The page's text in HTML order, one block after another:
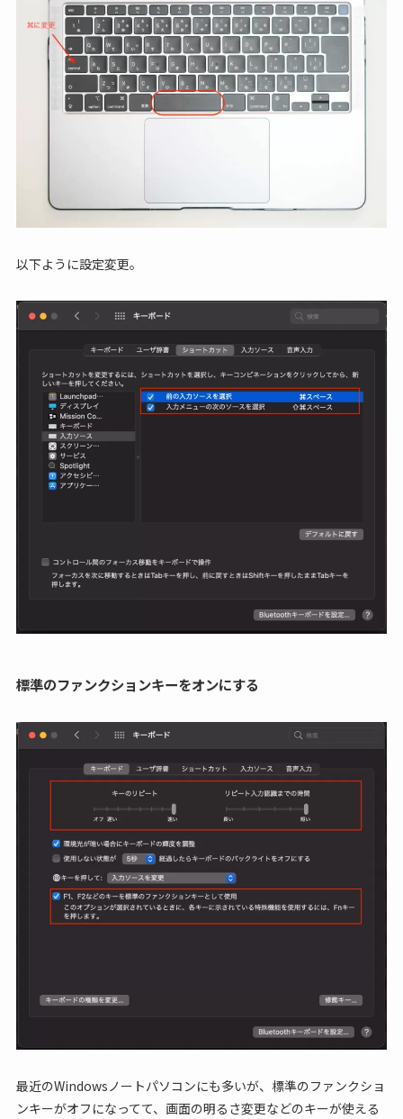
以下ように設定変更。
標準のファンクションキーをオンにする
最近のWindowsノートパソコンにも多いが、標準のファンクショ
ンキーがオフになってて、画面の明るさ変更などのキーが使える